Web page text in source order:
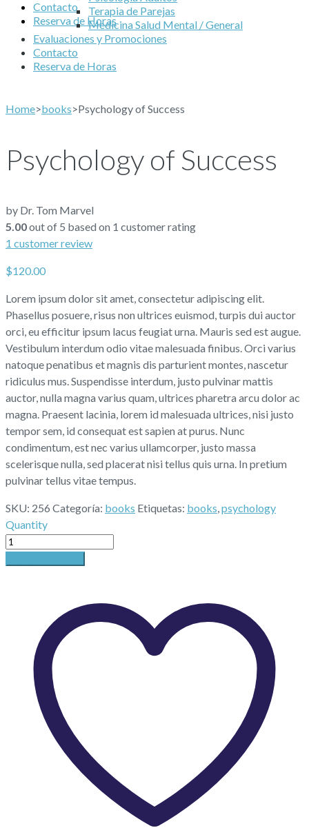
Contacto
Reserva de Horas
Terapia de Parejas
Medicina Salud Mental / General
Evaluaciones y Promociones
Contacto
Reserva de Horas
Home>books>Psychology of Success
Psychology of Success
by Dr. Tom Marvel
5.00out of 5 based on 1 customer rating
1 customer review
$120.00
Lorem ipsum dolor sit amet, consectetur adipiscing elit.
Phasellus posuere, risus non ultrices euismod, turpis dui auctor
orci, eu efficitur ipsum lacus feugiat urna. Mauris sed est augue.
Vestibulum interdum odio vitae malesuada finibus. Orci varius
natoque penatibus et magnis dis parturient montes, nascetur
ridiculus mus. Suspendisse interdum, justo pulvinar mattis
auctor, nulla magna varius quam, ultrices pharetra arcu dolor ac
magna. Praesent lacinia, lorem id malesuada ultrices, nisi justo
tempor sem, id consequat est sapien at purus. Nunc
condimentum, est nec varius ullamcorper, justo massa
scelerisque nulla, sed placerat nisi tellus quis urna. In pretium
pulvinar tellus vitae tempus.
SKU: 256 Categoría: books Etiquetas: books psychology
Quantity